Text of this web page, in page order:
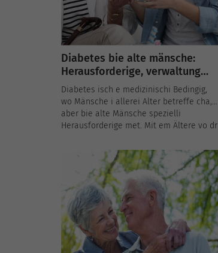
Diabetes bie alte mänsche:
Herausforderige, verwaltung
und vorbeugig
Diabetes isch e medizinischi Bedingig,
wo Mänsche i allerei Alter betreffe cha,
aber bie alte Mänsche spezielli
Herausforderige met. Mit em Ältere vo dr
Diabetes bie alte Mänsche stetig zue. Dr
Begriff vo de spezielle Herausforderige,
wo alte Mänsche met Diabetes
konfrontiert sinn, sowie d Bestpraktike
für d Verwaltig und Vorbeugig isch
entscheidend, um ihri Wohlergeh un ihri
Lebensqualität sicherzustelle.